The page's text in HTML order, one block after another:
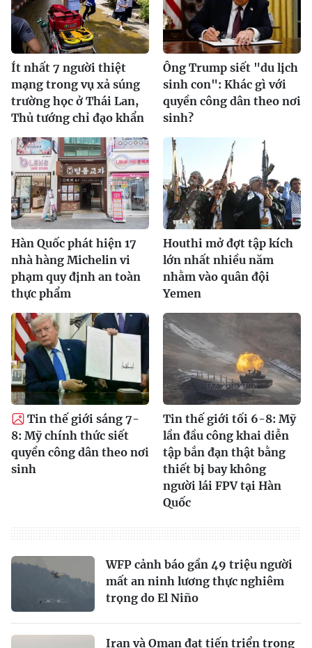
Ít nhất 7 người thiệt
mạng trong vụ xả súng
trường học ở Thái Lan,
Thủ tướng chỉ đạo khẩn
Ông Trump siết "du lịch
sinh con": Khác gì với
quyền công dân theo nơi
sinh?
Hàn Quốc phát hiện 17
nhà hàng Michelin vi
phạm quy định an toàn
thực phẩm
Houthi mở đợt tập kích
lớn nhất nhiều năm
nhằm vào quân đội
Yemen
Tin thế giới sáng 7-
8: Mỹ chính thức siết
quyền công dân theo nơi
sinh
Tin thế giới tối 6-8: Mỹ
lần đầu công khai diễn
tập bắn đạn thật bằng
thiết bị bay không
người lái FPV tại Hàn
Quốc
WFP cảnh báo gần 49 triệu người
mất an ninh lương thực nghiêm
trọng do El Niño
Iran và Oman đạt tiến triển trong